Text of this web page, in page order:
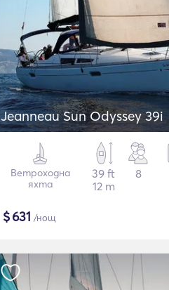
Jeanneau Sun Odyssey 39i
Ветроходна
яхта
39 ft
12 m
8
$631 /нощ